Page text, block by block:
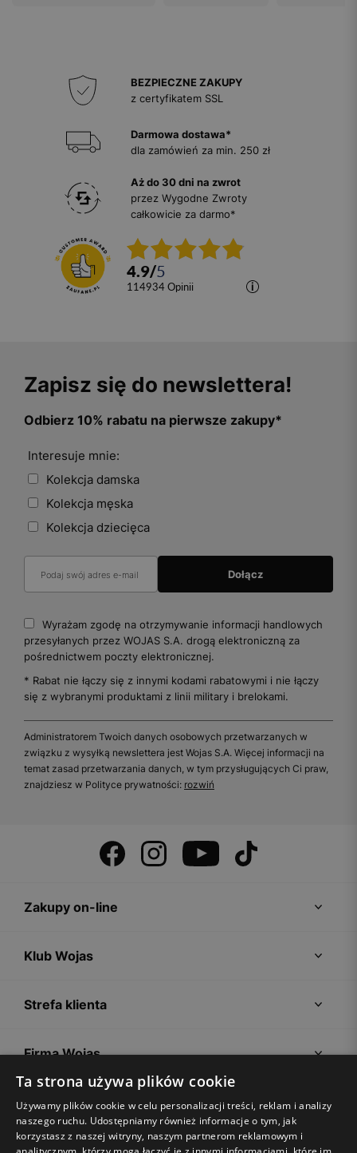
BEZPIECZNE ZAKUPY
z certyfikatem SSL
Darmowa dostawa*
dla zamówień za min. 250 zł
Aż do 30 dni na zwrot
przez Wygodne Zwroty
całkowicie za darmo*
4.9/5
114934 opinii
Zapisz się do newslettera!
Odbierz 10% rabatu na pierwsze zakupy*
Interesuje mnie:
Kolekcja damska
Kolekcja męska
Kolekcja dziecięca
Wyrażam zgodę na otrzymywanie informacji handlowych
przesyłanych przez WOJAS S.A. drogą elektroniczną za
pośrednictwem poczty elektronicznej.
* Rabat nie łączy się z innymi kodami rabatowymi i nie łączy
się z wybranymi produktami z linii military i brelokami.
Administratorem Twoich danych osobowych przetwarzanych w
związku z wysyłką newslettera jest Wojas S.A. Więcej informacji na
temat zasad przetwarzania danych, w tym przysługujących Ci praw,
znajdziesz w Polityce prywatności: rozwiń
Zakupy on-line
Klub Wojas
Strefa klienta
Firma Wojas
Porady
Ta strona używa plików cookie
Używamy plików cookie w celu personalizacji treści, reklam i analizy
naszego ruchu. Udostępniamy również informacje o tym, jak
korzystasz z naszej witryny, naszym partnerom reklamowym i